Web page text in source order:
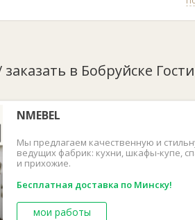
заказать в Бобруйске
NMEBEL
Мы предлагаем качественную и
ведущих фабрик: кухни, шкафы-купе,
и прихожие.
Бесплатная доставка по Минску!
мои работы